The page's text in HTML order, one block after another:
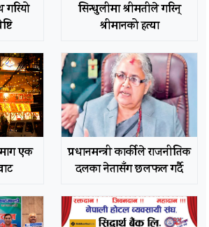
गरियो
सिन्धुलीमा श्रीमतीले गरिन्
श्रीमानको हत्या
एक
प्रधानमन्त्री कार्कीले राजनीतिक
दलका नेतासँग छलफल गर्दै